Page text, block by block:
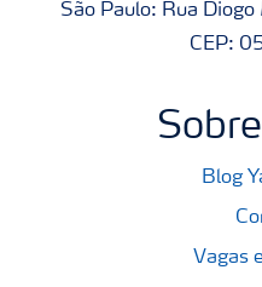
São Paulo: Rua
CEP:
Blog
Vagas